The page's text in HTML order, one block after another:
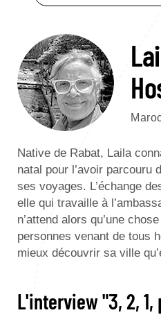
Native de Rabat, Laila
natal pour l’avoir parcouru
ses voyages. L’échange
elle qui travaille à
n’attend alors qu’une
personnes venant de tous
mieux découvrir sa ville
L'interview "3, 2,